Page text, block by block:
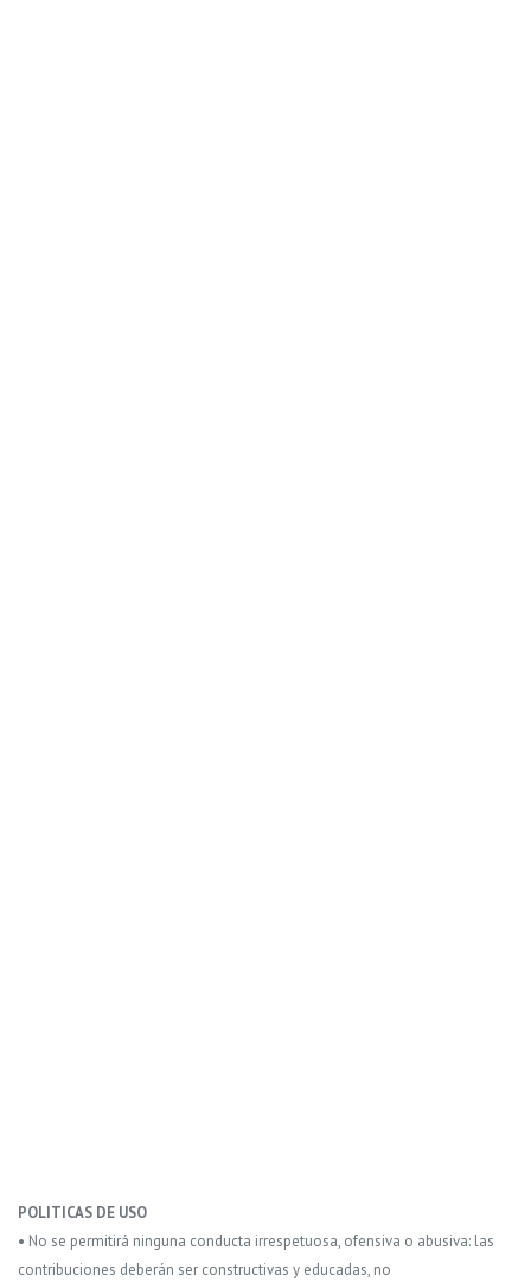
POLITICAS DE USO
• No se permitirá ninguna conducta irrespetuosa, ofensiva o abusiva: las
contribuciones deberán ser constructivas y educadas, no